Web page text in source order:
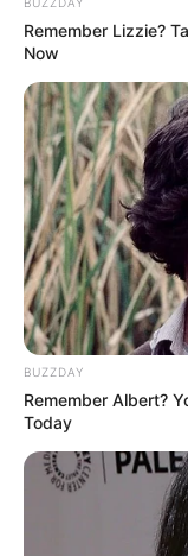
Laras Kinanda
Shenina Cinnamon
Remember Lizzie?
Now
BUZZDAY
Remember Albert?
Today